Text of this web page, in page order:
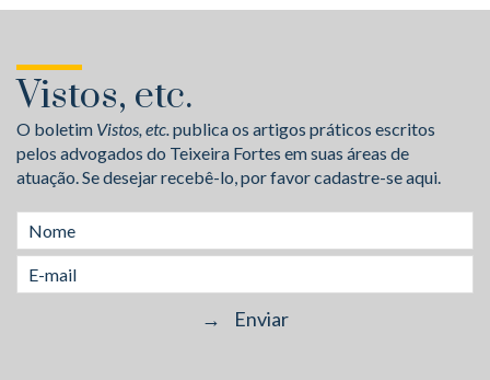
Vistos, etc.
O boletim Vistos, etc.publica os artigos práticos escritos
pelos advogados do Teixeira Fortes em suas áreas de
atuação. Se desejar recebê-lo, por favor cadastre-se aqui.